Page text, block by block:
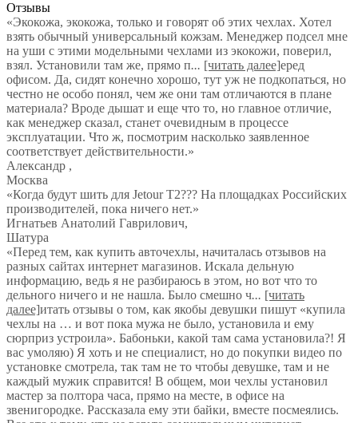
Отзывы
«Экокожа, экокожа, только и говорят об этих чехлах. Хотел
взять обычный универсальный кожзам. Менеджер подсел мне
на уши с этими модельными чехлами из экокожи, поверил,
взял. Установили там же, прямо п... [читать далее]еред
офисом. Да, сидят конечно хорошо, тут уж не подкопаться, но
честно не особо понял, чем же они там отличаются в плане
материала? Вроде дышат и еще что то, но главное отличие,
как менеджер сказал, станет очевидным в процессе
эксплуатации. Что ж, посмотрим насколько заявленное
соответствует действительности.»
Александр ,
Москва
«Когда будут шить для Jetour T2??? На площадках Российских
производителей, пока ничего нет.»
Игнатьев Анатолий Гаврилович,
Шатура
«Перед тем, как купить авточехлы, начиталась отзывов на
разных сайтах интернет магазинов. Искала дельную
информацию, ведь я не разбираюсь в этом, но вот что то
дельного ничего и не нашла. Было смешно ч... [читать
далее]итать отзывы о том, как якобы девушки пишут «купила
чехлы на … и вот пока мужа не было, установила и ему
сюрприз устроила». Бабоньки, какой там сама установила?! Я
вас умоляю) Я хоть и не специалист, но до покупки видео по
установке смотрела, так там не то чтобы девушке, там и не
каждый мужик справится! В общем, мои чехлы установил
мастер за полтора часа, прямо на месте, в офисе на
звенигородке. Рассказала ему эти байки, вместе посмеялись.